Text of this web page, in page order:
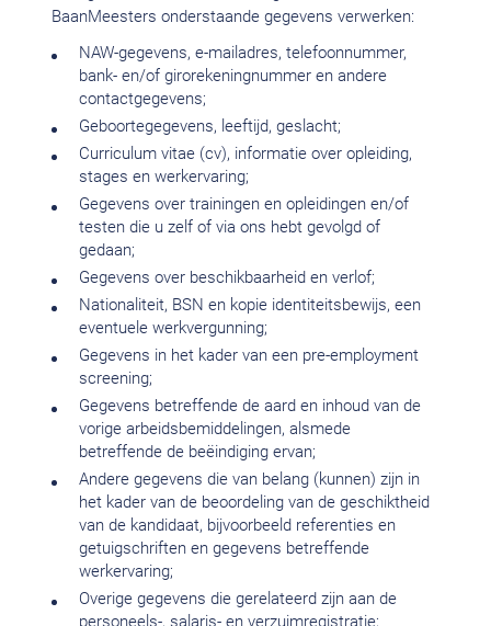
BaanMeesters onderstaande gegevens verwerken:
NAW-gegevens, e-mailadres, telefoonnummer,
bank- en/of girorekeningnummer en andere
contactgegevens;
Geboortegegevens, leeftijd, geslacht;
Curriculum vitae (cv), informatie over opleiding,
stages en werkervaring;
Gegevens over trainingen en opleidingen en/of
testen die u zelf of via ons hebt gevolgd of
gedaan;
Gegevens over beschikbaarheid en verlof;
Nationaliteit, BSN en kopie identiteitsbewijs, een
eventuele werkvergunning;
Gegevens in het kader van een pre-employment
screening;
Gegevens betreffende de aard en inhoud van de
vorige arbeidsbemiddelingen, alsmede
betreffende de beëindiging ervan;
Andere gegevens die van belang (kunnen) zijn in
het kader van de beoordeling van de geschiktheid
van de kandidaat, bijvoorbeeld referenties en
getuigschriften en gegevens betreffende
werkervaring;
Overige gegevens die gerelateerd zijn aan de
personeels-, salaris- en verzuimregistratie;